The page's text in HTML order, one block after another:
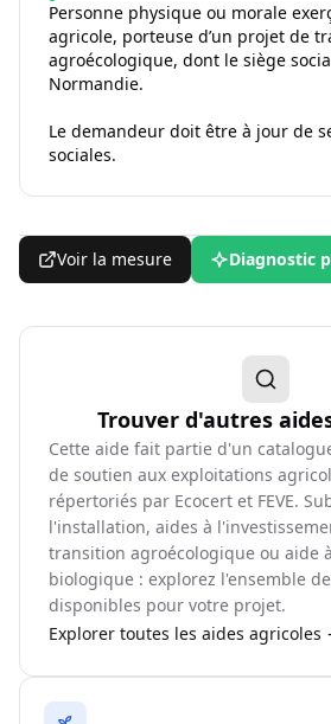
Personne physique ou morale
agricole, porteuse d’un projet de
agroécologique, dont le siège
Normandie.
Le demandeur doit être à jour de
sociales.
Voir la mesure Diagnostic
Trouver d'autres
Cette aide fait partie d'un
de soutien aux exploitations
répertoriés par Ecocert et FEVE.
l'installation, aides à
transition agroécologique ou aide
biologique : explorez l'ensemble
disponibles pour votre projet.
Explorer toutes les aides agricoles